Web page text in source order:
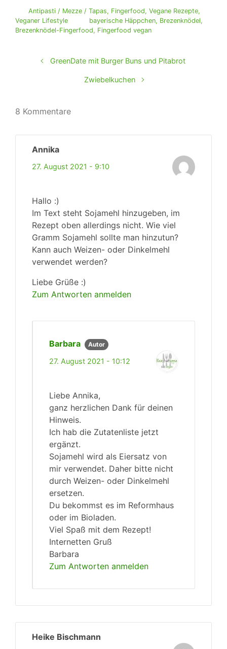
Antipasti / Mezze / Tapas, Fingerfood, Vegane Rezepte,
Veganer Lifestyle
bayerische Häppchen, Brezenknödel,
Brezenknödel-Fingerfood, Fingerfood vegan
GreenDate mit Burger Buns und Pitabrot
Zwiebelkuchen
8 Kommentare
Annika
27. August 2021 - 9:10
Hallo :)
Im Text steht Sojamehl hinzugeben, im
Rezept oben allerdings nicht. Wie viel
Gramm Sojamehl sollte man hinzutun?
Kann auch Weizen- oder Dinkelmehl
verwendet werden?
Liebe Grüße :)
Zum Antworten anmelden
Barbara Autor
27. August 2021 - 10:12
Liebe Annika,
ganz herzlichen Dank für deinen
Hinweis.
Ich hab die Zutatenliste jetzt
ergänzt.
Sojamehl wird als Eiersatz von
mir verwendet. Daher bitte nicht
durch Weizen- oder Dinkelmehl
ersetzen.
Du bekommst es im Reformhaus
oder im Bioladen.
Viel Spaß mit dem Rezept!
Internetten Gruß
Barbara
Zum Antworten anmelden
Heike Bischmann